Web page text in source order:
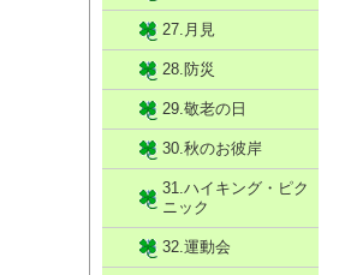
27.月見
28.防災
29.敬老の日
30.秋のお彼岸
31.ハイキング・ピク
ニック
32.運動会